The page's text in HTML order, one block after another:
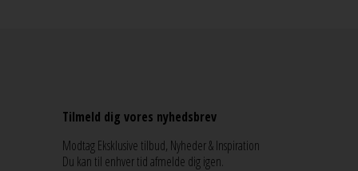
Tilmeld dig vores nyhedsbrev
Modtag Eksklusive tilbud, Nyheder & Inspiration
Du kan til enhver tid afmelde dig igen.